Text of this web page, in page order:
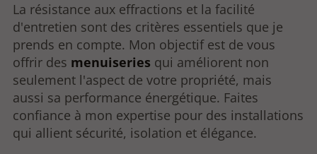
La résistance aux effractions et la facilité
d'entretien sont des critères essentiels que je
prends en compte. Mon objectif est de vous
offrir des menuiseries qui améliorent non
seulement l'aspect de votre propriété, mais
aussi sa performance énergétique. Faites
confiance à mon expertise pour des installations
qui allient sécurité, isolation et élégance.